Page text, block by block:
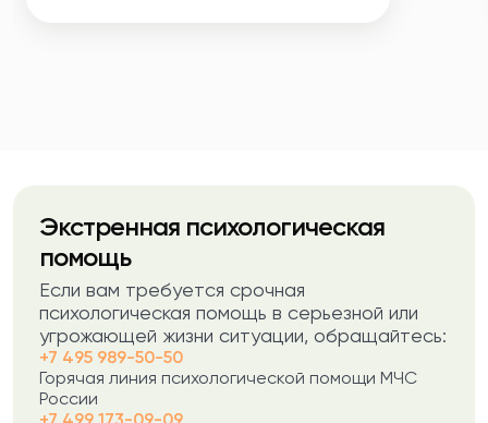
Экстренная психологическая
помощь
Если вам требуется срочная
психологическая помощь в серьезной или
угрожающей жизни ситуации, обращайтесь:
+7 495 989-50-50
Горячая линия психологической помощи МЧС
России